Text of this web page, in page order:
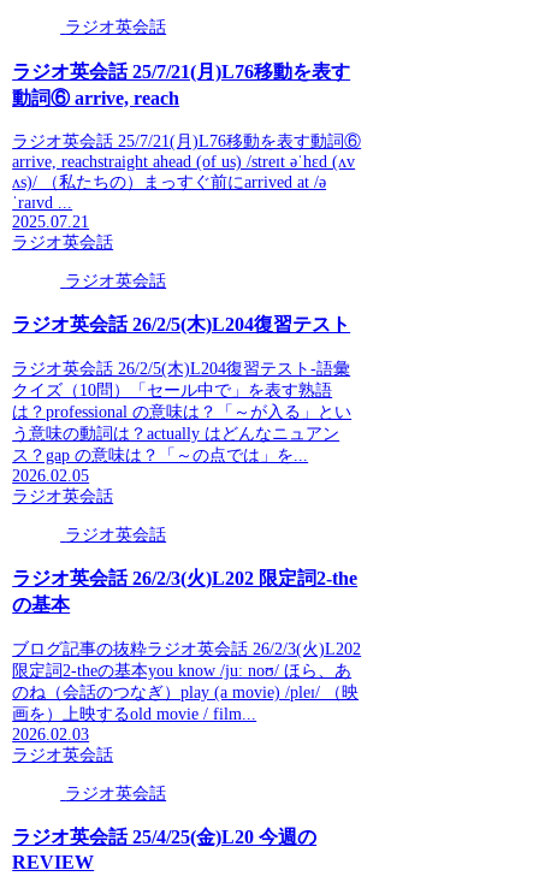
ラジオ英会話
ラジオ英会話 25/7/21(月)L76移動を表す
動詞⑥ arrive, reach
ラジオ英会話 25/7/21(月)L76移動を表す動詞⑥
arrive, reachstraight ahead (of us) /streɪt əˈhɛd (ʌv
ʌs)/ （私たちの）まっすぐ前にarrived at /ə
ˈraɪvd ...
2025.07.21
ラジオ英会話
ラジオ英会話
ラジオ英会話 26/2/5(木)L204復習テスト
ラジオ英会話 26/2/5(木)L204復習テスト-語彙
クイズ（10問）「セール中で」を表す熟語
は？professional の意味は？「～が入る」とい
う意味の動詞は？actually はどんなニュアン
ス？gap の意味は？「～の点では」を...
2026.02.05
ラジオ英会話
ラジオ英会話
ラジオ英会話 26/2/3(火)L202 限定詞2-the
の基本
ブログ記事の抜粋ラジオ英会話 26/2/3(火)L202
限定詞2-theの基本you know /juː noʊ/ ほら、あ
のね（会話のつなぎ）play (a movie) /pleɪ/ （映
画を）上映するold movie / film...
2026.02.03
ラジオ英会話
ラジオ英会話
ラジオ英会話 25/4/25(金)L20 今週の
REVIEW